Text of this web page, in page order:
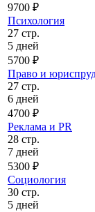
9700 ₽
Психология
27 стр.
5 дней
5700 ₽
Право и
27 стр.
6 дней
4700 ₽
Реклама и PR
28 стр.
7 дней
5300 ₽
Социология
30 стр.
5 дней